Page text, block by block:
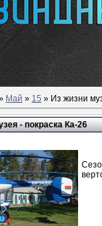
Май » 15» Из жизни
- покраска Ка-26